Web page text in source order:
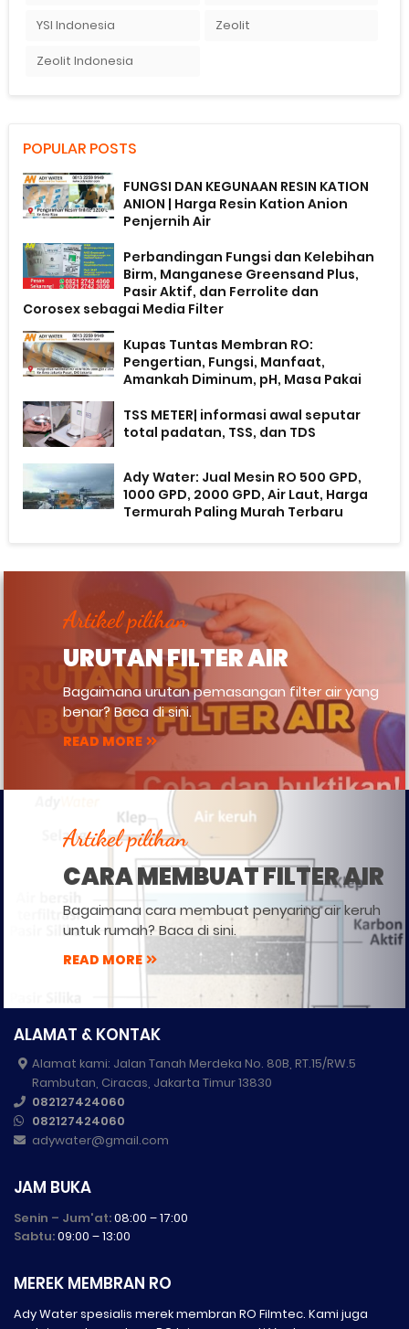
YSI Indonesia Zeolit
Zeolit Indonesia
POPULAR POSTS
FUNGSI DAN KEGUNAAN RESIN KATION
ANION | Harga Resin Kation Anion
Penjernih Air
Perbandingan Fungsi dan Kelebihan
Birm, Manganese Greensand Plus,
Pasir Aktif, dan Ferrolite dan
Corosex sebagai Media Filter
Kupas Tuntas Membran RO:
Pengertian, Fungsi, Manfaat,
Amankah Diminum, pH, Masa Pakai
TSS METER| informasi awal seputar
total padatan, TSS, dan TDS
Ady Water: Jual Mesin RO 500 GPD,
1000 GPD, 2000 GPD, Air Laut, Harga
Termurah Paling Murah Terbaru
Artikel pilihan
URUTAN FILTER AIR
Bagaimana urutan pemasangan filter air yang
benar? Baca di sini.
READ MORE
Artikel pilihan
CARA MEMBUAT FILTER AIR
Bagaimana cara membuat penyaring air keruh
untuk rumah? Baca di sini.
READ MORE
ALAMAT & KONTAK
Alamat kami: Jalan Tanah Merdeka No. 80B, RT.15/RW.5
Rambutan, Ciracas, Jakarta Timur 13830
082127424060
082127424060
adywater@gmail.com
JAM BUKA
Senin – Jum'at:08:00 – 17:00
Sabtu:09:00 – 13:00
MEREK MEMBRAN RO
Ady Water spesialis merek membran RO Filmtec. Kami juga